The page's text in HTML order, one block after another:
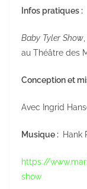
Infos pratiques :
Baby Tyler Show
au Théâtre des
Conception et
Avec Ingrid
Musique : Hank
https://
show